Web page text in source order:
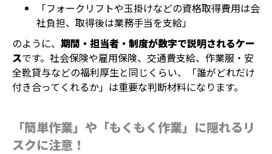
「フォークリフトや玉掛けなどの資格取得費用は会
社負担、取得後は業務手当を支給」
のように、 期間・担当者・制度が数字で説明されるケー
スです。社会保険や雇用保険、交通費支給、作業服・安
全靴貸与などの福利厚生と同じくらい、「誰がどれだけ
付き合ってくれるか」は重要な判断材料になります。
「簡単作業」や「もくもく作業」に隠れるリ
スクに注意！